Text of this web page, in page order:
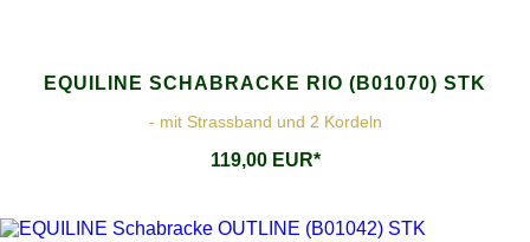
EQUILINE SCHABRACKE RIO (B01070) STK
- mit Strassband und 2 Kordeln
119,00 EUR*